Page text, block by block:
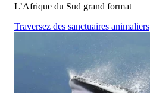
L’Afrique du Sud grand format
Traversez des sanctuaires animaliers